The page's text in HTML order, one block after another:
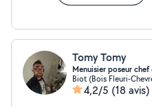
Tomy Tomy
Menuisier poseur
Biot (Bois Fleuri-
4,2/5 (18 avis)